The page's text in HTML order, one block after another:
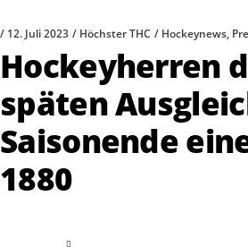
12. Juli 2023 Höchster THC Hockeynews,
Hockeyherren
späten
Saisonende
1880